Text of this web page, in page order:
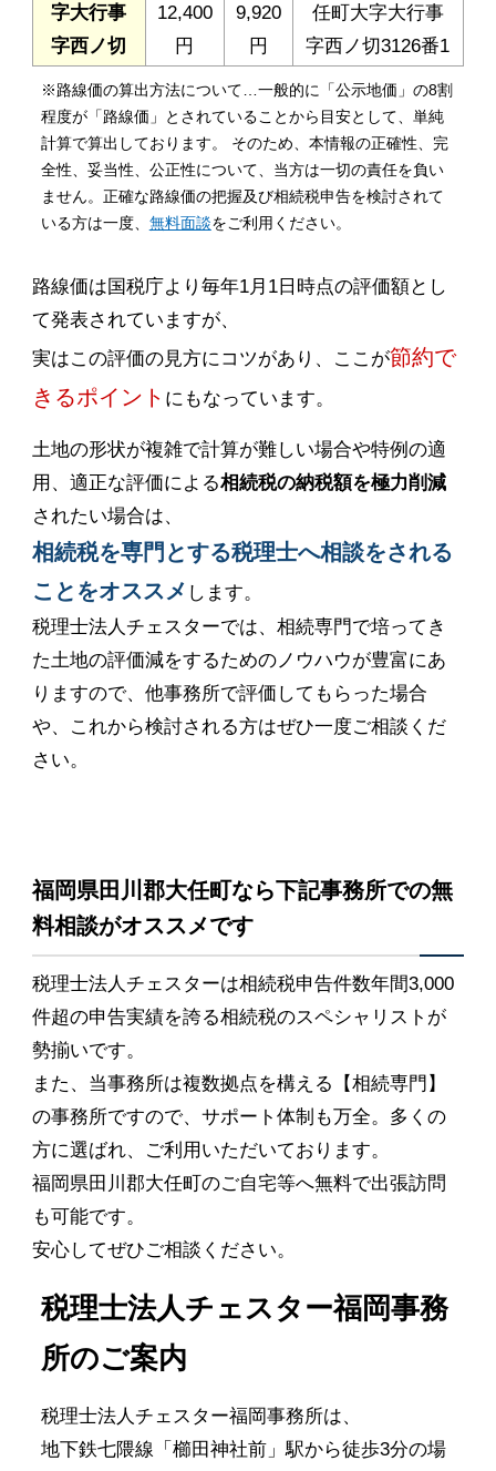
字大行事
字西ノ切
12,400
円
9,920
円
任町大字大行事
字西ノ切3126番1
※路線価の算出方法について…一般的に「公示地価」の8割
程度が「路線価」とされていることから目安として、単純
計算で算出しております。 そのため、本情報の正確性、完
全性、妥当性、公正性について、当方は一切の責任を負い
ません。正確な路線価の把握及び相続税申告を検討されて
いる方は一度、 無料面談をご利用ください。
路線価は国税庁より毎年1月1日時点の評価額とし
て発表されていますが、
実はこの評価の見方にコツがあり、ここが節約で
きるポイント にもなっています。
土地の形状が複雑で計算が難しい場合や特例の適
用、適正な評価による相続税の納税額を極力削減
されたい場合は、
相続税を専門とする税理士へ相談をされる
ことをオススメ します。
税理士法人チェスターでは、相続専門で培ってき
た土地の評価減をするためのノウハウが豊富にあ
りますので、他事務所で評価してもらった場合
や、これから検討される方はぜひ一度ご相談くだ
さい。
福岡県田川郡大任町なら下記事務所での無
料相談がオススメです
税理士法人チェスターは相続税申告件数年間3,000
件超の申告実績を誇る相続税のスペシャリストが
勢揃いです。
また、当事務所は複数拠点を構える【相続専門】
の事務所ですので、サポート体制も万全。多くの
方に選ばれ、ご利用いただいております。
福岡県田川郡大任町のご自宅等へ無料で出張訪問
も可能です。
安心してぜひご相談ください。
税理士法人チェスター福岡事務
所のご案内
税理士法人チェスター福岡事務所は、
地下鉄七隈線「櫛田神社前」駅から徒歩3分の場